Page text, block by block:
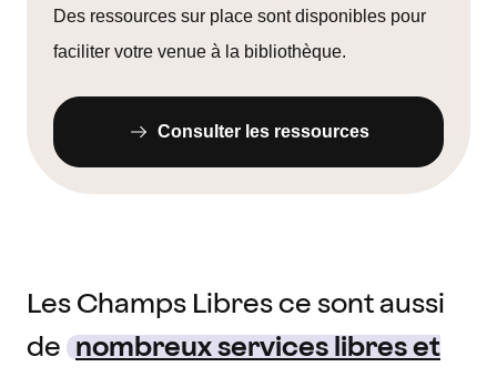
Des ressources sur place sont disponibles pour
faciliter votre venue à la bibliothèque.
Consulter les ressources
Les Champs Libres ce sont aussi
de
nombreux services libres et